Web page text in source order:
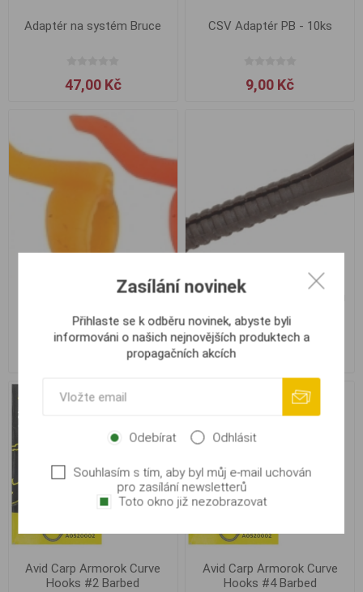
Adaptér na systém Bruce
47,00 Kč
CSV Adaptér PB - 10ks
9,00 Kč
Carp Zoom Adaptér Zig Rig
Carp Zoom Aplikátor Zig Rig
Avid Carp Armorok Curve
Hooks #2 Barbed
Avid Carp Armorok Curve
Hooks #4 Barbed
Zasílání novinek
Přihlaste se k odběru novinek, abyste byli
informováni o našich nejnovějších produktech a
propagačních akcích
Odebírat Odhlásit
Souhlasím s tím, aby byl můj e-mail uchován
pro zasílání newsletterů
Toto okno již nezobrazovat